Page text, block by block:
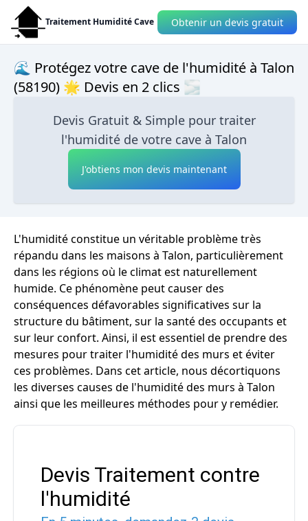
Traitement Humidité Cave Obtenir un devis gratuit
🌊 Protégez votre cave de l'humidité à Talon
(58190) 🌟 Devis en 2 clics 🌫
Devis Gratuit & Simple pour traiter
l'humidité de votre cave à Talon
J'obtiens mon devis maintenant
L'humidité constitue un véritable problème très
répandu dans les maisons à Talon, particulièrement
dans les régions où le climat est naturellement
humide. Ce phénomène peut causer des
conséquences défavorables significatives sur la
structure du bâtiment, sur la santé des occupants et
sur leur confort. Ainsi, il est essentiel de prendre des
mesures pour traiter l'humidité des murs et éviter
ces problèmes. Dans cet article, nous décortiquons
les diverses causes de l'humidité des murs à Talon
ainsi que les meilleures méthodes pour y remédier.
Devis Traitement contre
l'humidité